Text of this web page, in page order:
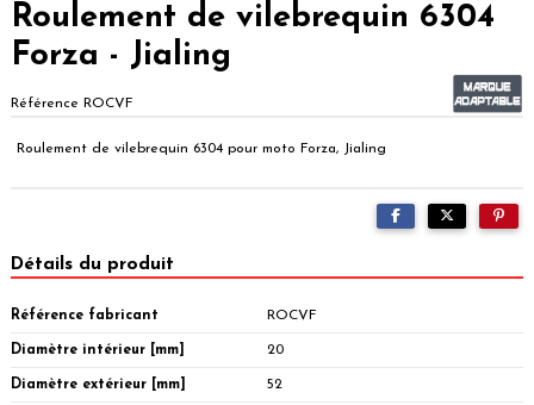
Roulement de vilebrequin 6304
Forza - Jialing
Référence ROCVF
Roulement de vilebrequin 6304 pour moto Forza, Jialing
Détails du produit
Référence fabricant ROCVF
Diamètre intérieur [mm] 20
Diamètre extérieur [mm] 52